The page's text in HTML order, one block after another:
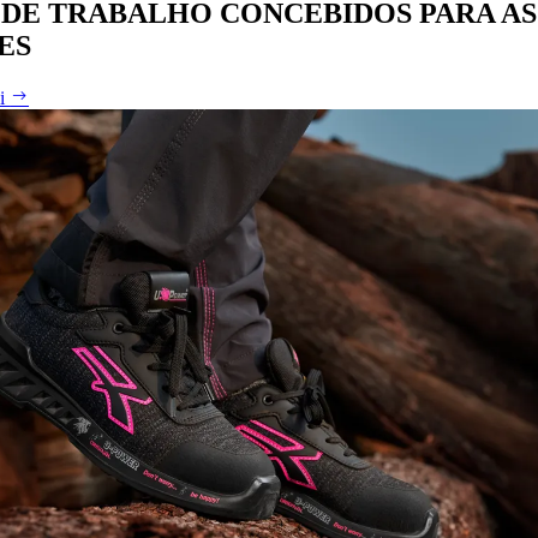
TRABALHO CONCEBIDOS PARA AS